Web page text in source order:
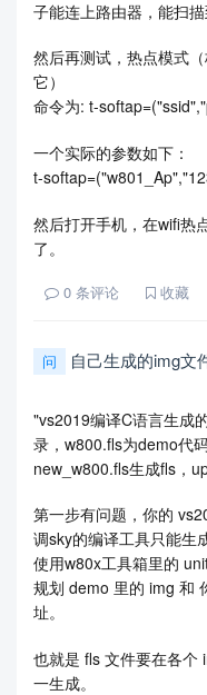
子能连上路由器，能扫描
然后再测试，热点模式
它）
命令为: t-
一个实际的参数如下：
t-
然后打开手机，在wifi热
了。
0 条评论 收藏
问 自己生成的img文
"vs2019编译C语言生成
录，w800.fls为demo代
new_w800.fls生成fls，
第一步有问题，你的
调sky的编译工具只能生
使用w80x工具箱里的
规划 demo 里的 img 和
址。
也就是 fls 文件要在各个
一生成。